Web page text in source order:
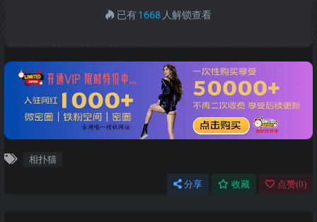
已有1668 人解锁查看
相扑猫
分享 收藏 点赞(0)